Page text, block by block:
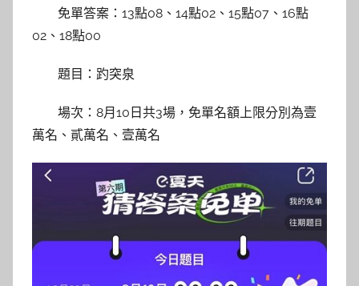
免單答案：13點08、14點02、15點07、16點
02、18點00
題目：趵突泉
場次：8月10日共3場，免單名額上限分別為壹
萬名、貳萬名、壹萬名